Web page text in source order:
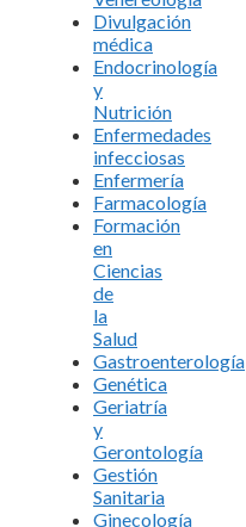
Divulgación
médica
Endocrinología
y
Nutrición
Enfermedades
infecciosas
Enfermería
Farmacología
Formación
en
Ciencias
de
la
Salud
Gastroenterología
Genética
Geriatría
y
Gerontología
Gestión
Sanitaria
Ginecología